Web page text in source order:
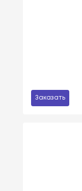
Заказать